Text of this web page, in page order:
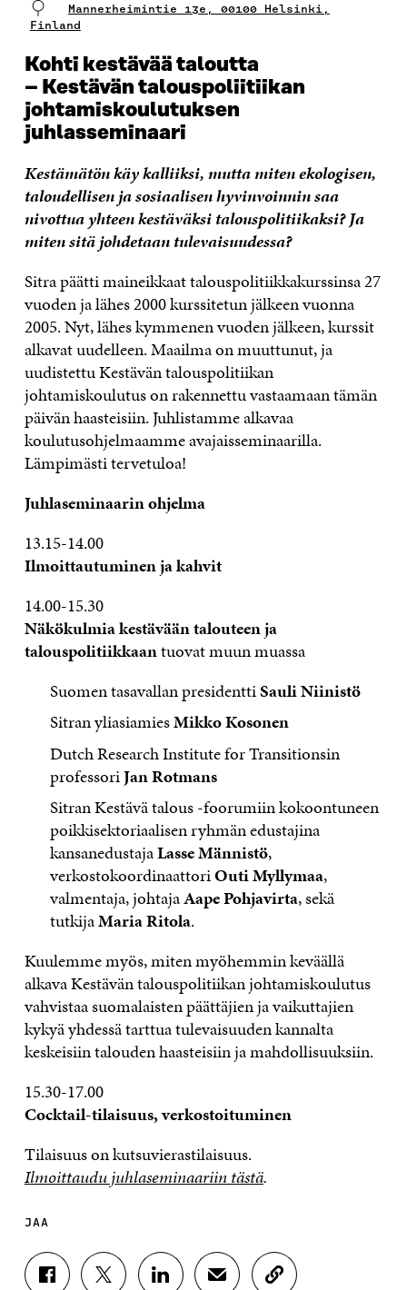
Mannerheimintie 13e, 00100 Helsinki,
Finland
Kohti kestävää taloutta
– Kestävän talouspoliitiikan
johtamiskoulutuksen
juhlasseminaari
Kestämätön käy kalliiksi, mutta miten ekologisen,
taloudellisen ja sosiaalisen hyvinvoinnin saa
nivottua yhteen kestäväksi talouspolitiikaksi? Ja
miten sitä johdetaan tulevaisuudessa?
Sitra päätti maineikkaat talouspolitiikkakurssinsa 27
vuoden ja lähes 2000 kurssitetun jälkeen vuonna
2005. Nyt, lähes kymmenen vuoden jälkeen, kurssit
alkavat uudelleen. Maailma on muuttunut, ja
uudistettu Kestävän talouspolitiikan
johtamiskoulutus on rakennettu vastaamaan tämän
päivän haasteisiin. Juhlistamme alkavaa
koulutusohjelmaamme avajaisseminaarilla.
Lämpimästi tervetuloa!
Juhlaseminaarin ohjelma
13.15-14.00
Ilmoittautuminen ja kahvit
14.00-15.30
Näkökulmia kestävään talouteen ja
talouspolitiikkaantuovat muun muassa
Suomen tasavallan presidenttiSauli Niinistö
Sitran yliasiamiesMikko Kosonen
Dutch Research Institute for Transitionsin
professoriJan Rotmans
Sitran Kestävä talous -foorumiin kokoontuneen
poikkisektoriaalisen ryhmän edustajina
kansanedustajaLasse Männistö,
verkostokoordinaattoriOuti Myllymaa,
valmentaja, johtajaAape Pohjavirta, sekä
tutkijaMaria Ritola.
Kuulemme myös, miten myöhemmin keväällä
alkava Kestävän talouspolitiikan johtamiskoulutus
vahvistaa suomalaisten päättäjien ja vaikuttajien
kykyä yhdessä tarttua tulevaisuuden kannalta
keskeisiin talouden haasteisiin ja mahdollisuuksiin.
15.30-17.00
Cocktail-tilaisuus, verkostoituminen
Tilaisuus on kutsuvierastilaisuus.
Ilmoittaudu juhlaseminaariin tästä.
JAA
J
J
J
J
K